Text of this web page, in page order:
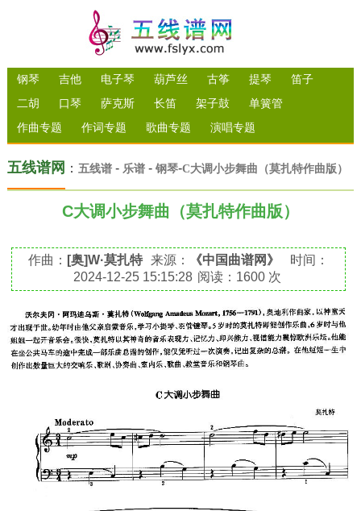
钢琴 吉他 电子琴 葫芦丝 古筝 提琴
笛子
二胡
口琴 萨克斯 长笛 架子鼓
单簧管
作曲专题
作词专题 歌曲专题 演唱专题
五线谱网 ： 五线谱- 乐谱- 钢琴-C大调小步舞曲（莫扎特作曲版）
C大调小步舞曲（莫扎特作曲版）
作曲： [奥]W·莫扎特 来源： 《中国曲谱网》
时间：
2024-12-25 15:15:28 阅读：1600 次